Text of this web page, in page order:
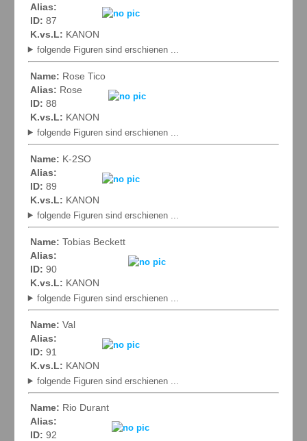
Alias:
ID: 87
K.vs.L: KANON
folgende Figuren sind erschienen ...
Name: Rose Tico
Alias: Rose
ID: 88
K.vs.L: KANON
folgende Figuren sind erschienen ...
Name: K-2SO
Alias:
ID: 89
K.vs.L: KANON
folgende Figuren sind erschienen ...
Name: Tobias Beckett
Alias:
ID: 90
K.vs.L: KANON
folgende Figuren sind erschienen ...
Name: Val
Alias:
ID: 91
K.vs.L: KANON
folgende Figuren sind erschienen ...
Name: Rio Durant
Alias:
ID: 92